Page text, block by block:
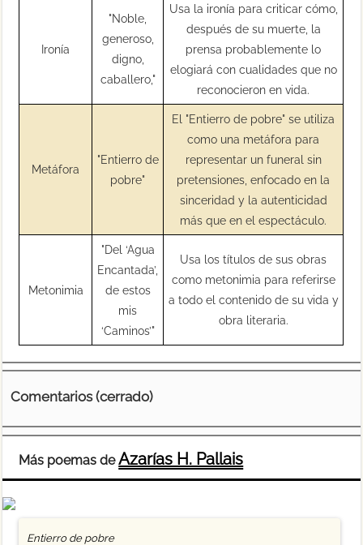
Ironía
"Noble,
generoso,
digno,
caballero,"
Usa la ironía para criticar cómo,
después de su muerte, la
prensa probablemente lo
elogiará con cualidades que no
reconocieron en vida.
Metáfora
"Entierro de
pobre"
El "Entierro de pobre" se utiliza
como una metáfora para
representar un funeral sin
pretensiones, enfocado en la
sinceridad y la autenticidad
más que en el espectáculo.
Metonimia
"Del ‘Agua
Encantada’,
de estos
mis
‘Caminos’"
Usa los títulos de sus obras
como metonimia para referirse
a todo el contenido de su vida y
obra literaria.
Comentarios (cerrado)
Más poemas deAzarías H. Pallais
Entierro de pobre